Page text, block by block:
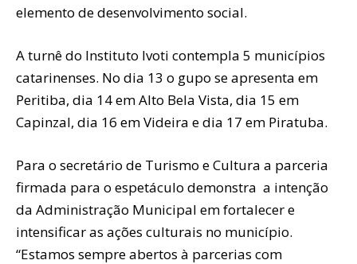
elemento de desenvolvimento social.
A turnê do Instituto Ivoti contempla 5 municípios
catarinenses. No dia 13 o gupo se apresenta em
Peritiba, dia 14 em Alto Bela Vista, dia 15 em
Capinzal, dia 16 em Videira e dia 17 em Piratuba.
Para o secretário de Turismo e Cultura a parceria
firmada para o espetáculo demonstra a intenção
da Administração Municipal em fortalecer e
intensificar as ações culturais no município.
“Estamos sempre abertos à parcerias com